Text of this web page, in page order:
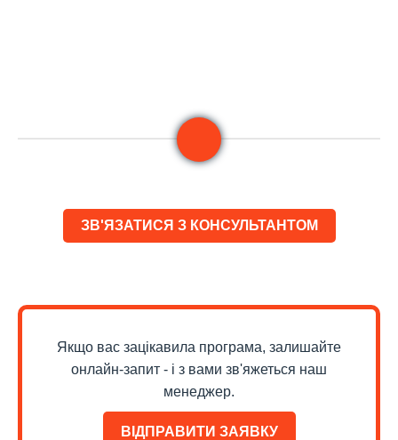
ЗВ'ЯЗАТИСЯ З КОНСУЛЬТАНТОМ
Якщо вас зацікавила програма, залишайте
онлайн-запит - і з вами зв'яжеться наш
менеджер.
ВІДПРАВИТИ ЗАЯВКУ